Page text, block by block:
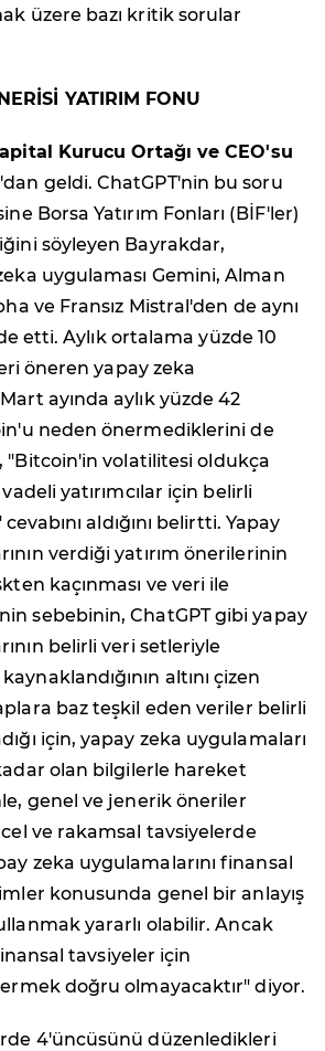
üzere bazı kritik sorular
YATIRIM FONU
Kurucu Ortağı ve CEO'su
'dan geldi. ChatGPT'nin bu soru
Borsa Yatırım Fonları (BİF'ler)
söyleyen Bayrakdar,
uygulaması Gemini, Alman
ve Fransız Mistral'den de aynı
etti. Aylık ortalama yüzde 10
öneren yapay zeka
ayında aylık yüzde 42
neden önermediklerini de
"Bitcoin'in volatilitesi oldukça
yatırımcılar için belirli
aldığını belirtti. Yapay
verdiği yatırım önerilerinin
kaçınması ve veri ile
sebebinin, ChatGPT gibi yapay
belirli veri setleriyle
altını çizen
baz teşkil eden veriler belirli
için, yapay zeka uygulamaları
olan bilgilerle hareket
genel ve jenerik öneriler
ve rakamsal tavsiyelerde
zeka uygulamalarını finansal
konusunda genel bir anlayış
yararlı olabilir. Ancak
tavsiyeler için
doğru olmayacaktır" diyor.
4'üncüsünü düzenledikleri